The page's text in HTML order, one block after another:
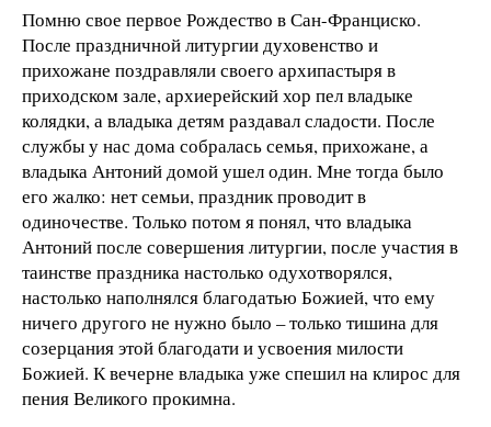
Помню свое первое Рождество в Сан-Франциско.
После праздничной литургии духовенство и
прихожане поздравляли своего архипастыря в
приходском зале, архиерейский хор пел владыке
колядки, а владыка детям раздавал сладости. После
службы у нас дома собралась семья, прихожане, а
владыка Антоний домой ушел один. Мне тогда было
его жалко: нет семьи, праздник проводит в
одиночестве. Только потом я понял, что владыка
Антоний после совершения литургии, после участия в
таинстве праздника настолько одухотворялся,
настолько наполнялся благодатью Божией, что ему
ничего другого не нужно было – только тишина для
созерцания этой благодати и усвоения милости
Божией. К вечерне владыка уже спешил на клирос для
пения Великого прокимна.